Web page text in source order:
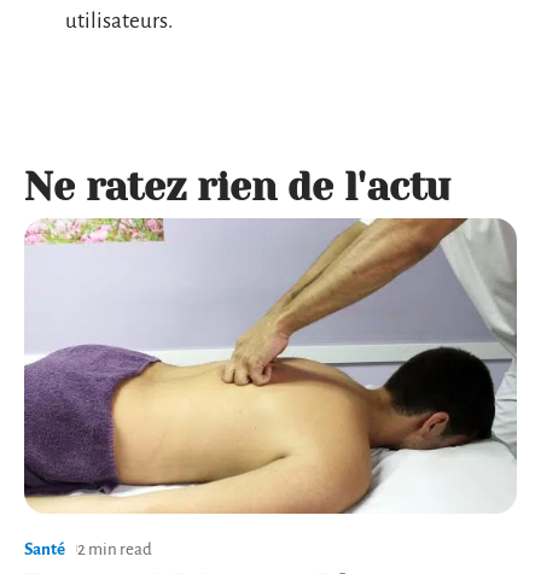
utilisateurs.
Ne ratez rien de l'actu
Santé 2 min read